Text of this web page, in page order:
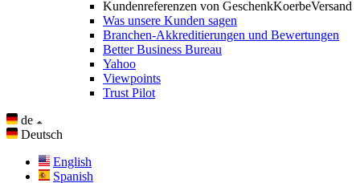
Kundenreferenzen von GeschenkKoerbeVersand
Was unsere Kunden sagen
Branchen-Akkreditierungen und Bewertungen
Better Business Bureau
Yahoo
Viewpoints
Trust Pilot
de
Deutsch
English
Spanish